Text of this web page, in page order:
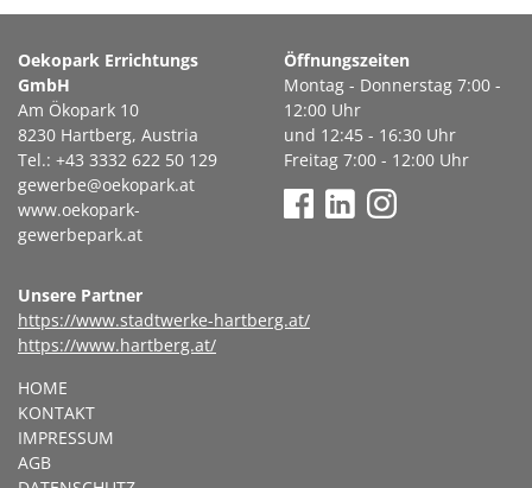
Oekopark Errichtungs
GmbH
Am Ökopark 10
8230 Hartberg, Austria
Tel.: +43 3332 622 50 129
gewerbe@oekopark.at
www.oekopark-
gewerbepark.at
Öffnungszeiten
Montag - Donnerstag 7:00 -
12:00 Uhr
und 12:45 - 16:30 Uhr
Freitag 7:00 - 12:00 Uhr
Unsere Partner
https://www.stadtwerke-hartberg.at/
https://www.hartberg.at/
HOME
KONTAKT
IMPRESSUM
AGB